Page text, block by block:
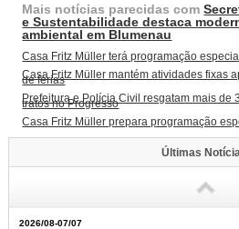
Mais notícias parecidas com
e Sustentabilidade destaca
ambiental em Blumenau
Casa Fritz Müller terá programação
Casa Fritz Müller mantém atividades fixas
de férias
Prefeitura e Polícia Civil resgatam mais de
tratos no Progresso
Casa Fritz Müller prepara programação
Últimas
2026/08-07/07